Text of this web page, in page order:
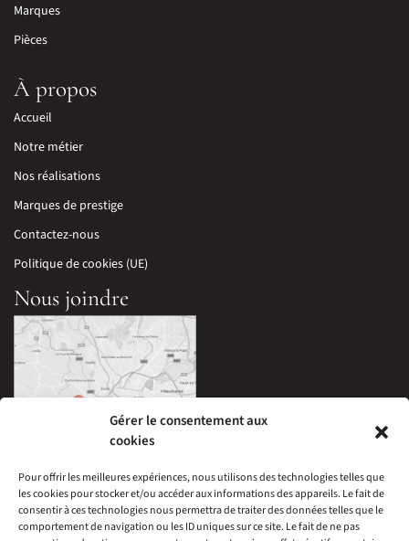
Gérer le consentement aux
cookies
Pour offrir les meilleures expériences, nous utilisons des technologies telles que
les cookies pour stocker et/ou accéder aux informations des appareils. Le fait de
consentir à ces technologies nous permettra de traiter des données telles que le
comportement de navigation ou les ID uniques sur ce site. Le fait de ne pas
Marques
Pièces
À propos
Accueil
Notre métier
Nos réalisations
Marques de prestige
Contactez-nous
Politique de cookies (UE)
Nous joindre
33 Avenue Edouard Millaud,
69290 Craponne, France